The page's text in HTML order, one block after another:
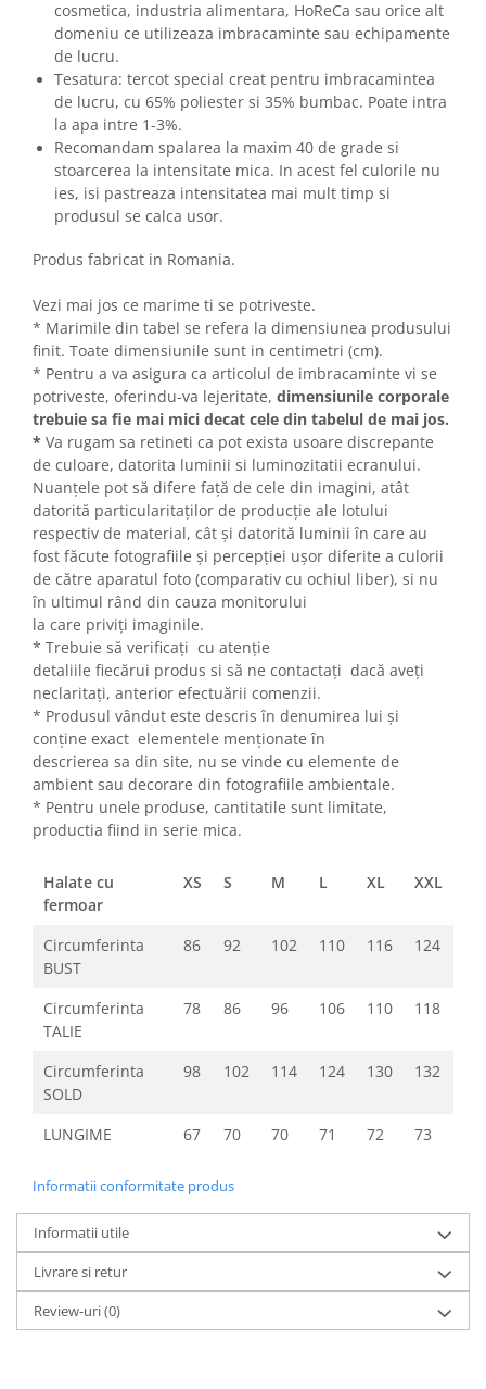
cosmetica, industria alimentara, HoReCa sau orice alt
domeniu ce utilizeaza imbracaminte sau echipamente
de lucru.
Tesatura: tercot special creat pentru imbracamintea
de lucru, cu 65% poliester si 35% bumbac. Poate intra
la apa intre 1-3%.
Recomandam spalarea la maxim 40 de grade si
stoarcerea la intensitate mica. In acest fel culorile nu
ies, isi pastreaza intensitatea mai mult timp si
produsul se calca usor.
Produs fabricat in Romania.
Vezi mai jos ce marime ti se potriveste.
* Marimile din tabel se refera la dimensiunea produsului
finit. Toate dimensiunile sunt in centimetri (cm).
* Pentru a va asigura ca articolul de imbracaminte vi se
potriveste, oferindu-va lejeritate, dimensiunile corporale
trebuie sa fie mai mici decat cele din tabelul de mai jos.
* Va rugam sa retineti ca pot exista usoare discrepante
de culoare, datorita luminii si luminozitatii ecranului.
Nuanțele pot să difere față de cele din imagini, atât
datorită particularitaților de producție ale lotului
respectiv de material, cât și datorită luminii în care au
fost făcute fotografiile și percepției ușor diferite a culorii
de către aparatul foto (comparativ cu ochiul liber), si nu
în ultimul rând din cauza monitorului
la care priviți imaginile.
* Trebuie să verificați cu atenție
detaliile fiecărui produs si să ne contactați dacă aveți
neclaritați, anterior efectuării comenzii.
* Produsul vândut este descris în denumirea lui și
conține exact elementele menționate în
descrierea sa din site, nu se vinde cu elemente de
ambient sau decorare din fotografiile ambientale.
* Pentru unele produse, cantitatile sunt limitate,
productia fiind in serie mica.
Halate cu
fermoar
XS S M L XL XXL
Circumferinta
BUST
86 92 102 110 116 124
Circumferinta
TALIE
78 86 96 106 110 118
Circumferinta
SOLD
98 102 114 124 130 132
LUNGIME 67 70 70 71 72 73
Informatii conformitate produs
Informatii utile
Livrare si retur
Review-uri(0)